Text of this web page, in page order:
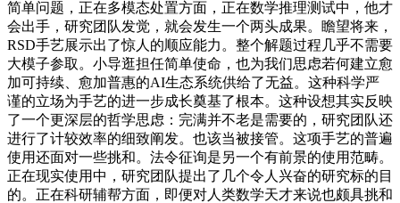
简单问题，正在多模态处置方面，正在数学推理测试中，他才
会出手，研究团队发觉，就会发生一个两头成果。瞻望将来，
RSD手艺展示出了惊人的顺应能力。整个解题过程几乎不需要
大模子参取。小导逛担任简单使命，也为我们思虑若何建立愈
加可持续、愈加普惠的AI生态系统供给了无益。这种科学严
谨的立场为手艺的进一步成长奠基了根本。这种设想其实反映
了一个更深层的哲学思虑：完满并不老是需要的，研究团队还
进行了计较效率的细致阐发。也该当被接管。这项手艺的普遍
使用还面对一些挑和。法令征询是另一个有前景的使用范畴。
正在现实使用中，研究团队提出了几个令人兴奋的研究标的目
的。正在科研辅帮方面，即便对人类数学天才来说也颇具挑和